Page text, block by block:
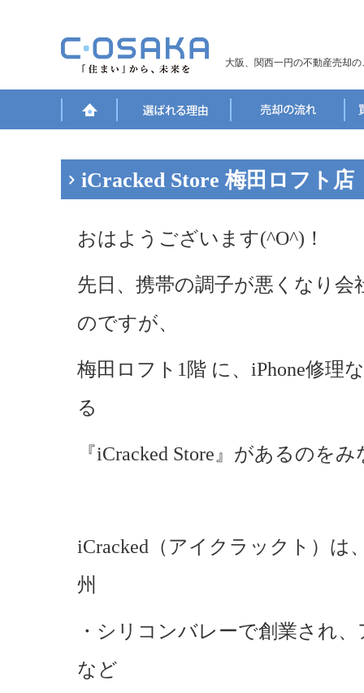
大阪、関西一円の不動産売却
iCracked Store 梅田ロフト店
おはようございます(^O^)！
先日、携帯の調子が悪くなり
のですが、
梅田ロフト1階 に、iPhone修理
る
『iCracked Store』があるのを
iCracked（アイクラックト）は
州
・シリコンバレーで創業され
など